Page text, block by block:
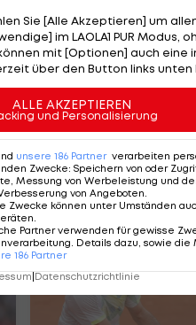
der Chelsea im
bevor. Mehrere
mit Tottenham steht.
einen
1. Juli aufnehmen.
Sie [Alle Akzeptieren] um
im LAOLA1 PUR Modus,
mit [Optionen] auch eine
über den Button links unten
ALLE AKZEPTIEREN
und Personalisierung
unsere 186 Partner verarbeiten
Zwecke: Speichern von oder
Messung von Werbeleistung und
von Angeboten
Zwecke können unter Umständen
Partner verwenden für gewisse
Details dazu, sowie
186 Partner
|Datenschutzrichtlinie